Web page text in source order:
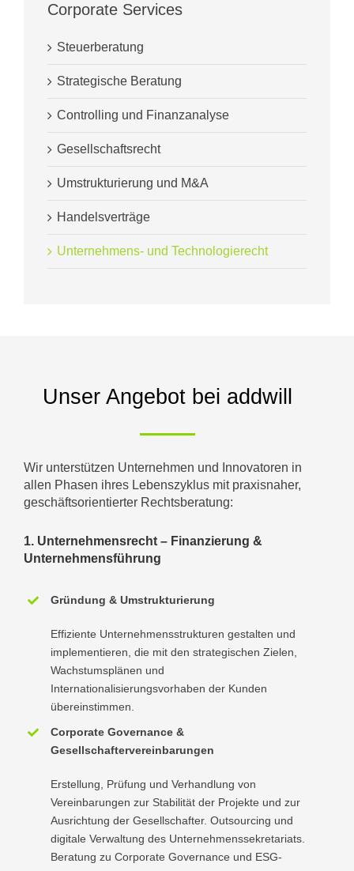
Corporate Services
Steuerberatung
Strategische Beratung
Controlling und Finanzanalyse
Gesellschaftsrecht
Umstrukturierung und M&A
Handelsverträge
Unternehmens- und Technologierecht
Unser Angebot bei addwill
Wir unterstützen Unternehmen und Innovatoren in
allen Phasen ihres Lebenszyklus mit praxisnaher,
geschäftsorientierter Rechtsberatung:
1. Unternehmensrecht – Finanzierung &
Unternehmensführung
Gründung & Umstrukturierung
Effiziente Unternehmensstrukturen gestalten und
implementieren, die mit den strategischen Zielen,
Wachstumsplänen und
Internationalisierungsvorhaben der Kunden
übereinstimmen.
Corporate Governance &
Gesellschaftervereinbarungen
Erstellung, Prüfung und Verhandlung von
Vereinbarungen zur Stabilität der Projekte und zur
Ausrichtung der Gesellschafter. Outsourcing und
digitale Verwaltung des Unternehmenssekretariats.
Beratung zu Corporate Governance und ESG-